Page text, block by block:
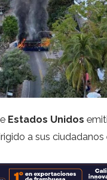
Estados Unidos
a sus ciudadanos